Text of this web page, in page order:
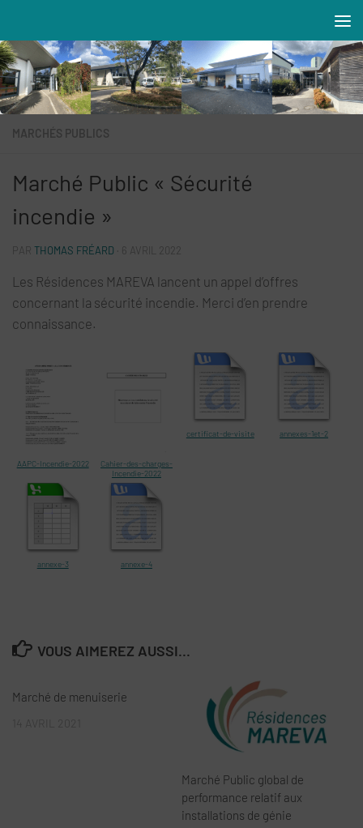
Résidences MAREVA
MARCHÉS PUBLICS
Marché Public « Sécurité
incendie »
THOMAS FRÉARD 6 AVRIL 2022
Les Résidences MAREVA lancent un appel d’offres
concernant la sécurité incendie. Merci d’en prendre
connaissance.
AAPC-Incendie-2022
Cahier-des-charges-
Incendie-2022
certificat-de-visite annexes-1et-2
annexe-3 annexe-4
VOUS AIMEREZ AUSSI...
Marché de menuiserie
Marché Public global de
performance relatif aux
installations de génie